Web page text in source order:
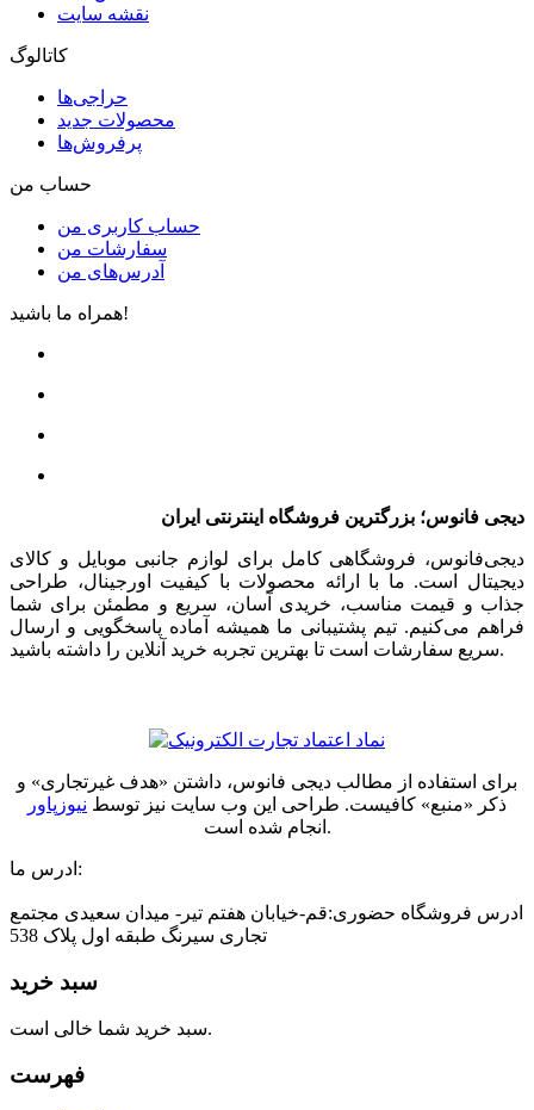
نقشه سایت
کاتالوگ
حراجی‌ها
محصولات جدید
پرفروش‌ها
حساب من
حساب کاربری من
سفارشات من
آدرس‌های من
همراه ما باشید!
دیجی فانوس؛ بزرگترین فروشگاه اینترنتی ایران
دیجی‌فانوس، فروشگاهی کامل برای لوازم جانبی موبایل و کالای
دیجیتال است. ما با ارائه محصولات با کیفیت اورجینال، طراحی
جذاب و قیمت مناسب، خریدی آسان، سریع و مطمئن برای شما
فراهم می‌کنیم. تیم پشتیبانی ما همیشه آماده پاسخگویی و ارسال
سریع سفارشات است تا بهترین تجربه خرید آنلاین را داشته باشید.
برای استفاده از مطالب دیجی فانوس، داشتن «هدف غیرتجاری» و
ذکر «منبع» کافیست. طراحی این وب سایت نیز توسط نیوزپاور
انجام شده است.
ادرس ما:
ادرس فروشگاه حضوری:قم-خیابان هفتم تیر- میدان سعیدی مجتمع
تجاری سیرنگ طبقه اول پلاک 538
سبد خرید
سبد خرید شما خالی است.
فهرست